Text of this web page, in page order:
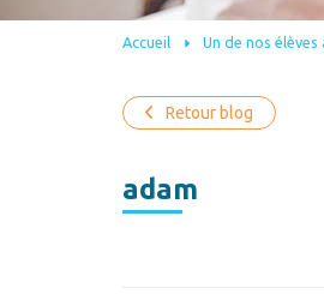
Accueil Un de nos élèves
Retour blog
adam